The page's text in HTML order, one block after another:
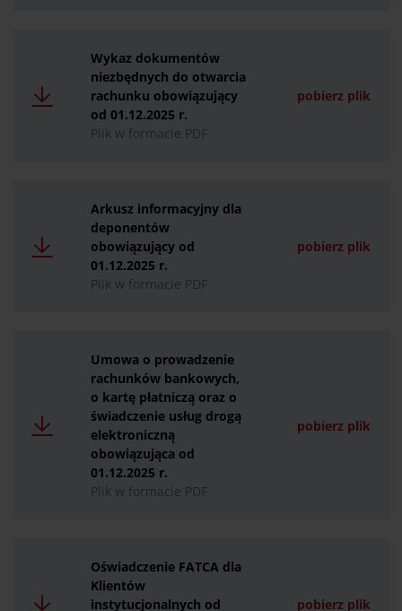
Wykaz dokumentów
niezbędnych do otwarcia
rachunku obowiązujący
od 01.12.2025 r.
Plik w formacie PDF
pobierz plik
Arkusz informacyjny dla
deponentów
obowiązujący od
01.12.2025 r.
Plik w formacie PDF
pobierz plik
Umowa o prowadzenie
rachunków bankowych,
o kartę płatniczą oraz o
świadczenie usług drogą
elektroniczną
obowiązująca od
01.12.2025 r.
Plik w formacie PDF
pobierz plik
Oświadczenie FATCA dla
Klientów
instytucjonalnych od
pobierz plik